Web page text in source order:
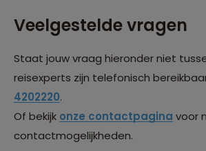
Veelgestelde vragen
Staat jouw vraag hieronder niet
reisexperts zijn telefonisch
4202220.
Of bekijk onze contactpagina voor
contactmogelijkheden.